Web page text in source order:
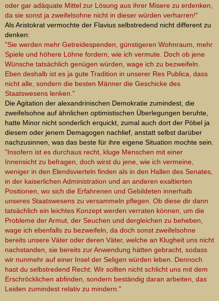
oder gar adäquate Mittel zur Lösung aus ihrer Misere zu erdenken,
da sie sonst ja zweifelsohne nicht in dieser würden verharren!"
Als Aristokrat vermochte der Flavius selbstredend nicht different zu
denken:
"Sie werden mehr Getreidespenden, günstigeren Wohnraum, mehr
Spiele und höhere Löhne fordern, wie ich vermute. Doch ob jene
Wünsche tatsächlich genügen würden, wage ich zu bezweifeln.
Eben deshalb ist es ja gute Tradition in unserer Res Publica, dass
nicht alle, sondern die besten Männer die Geschicke des
Staatswesens lenken."
Die Agitation der alexandrinischen Demokratie zumindest, die
zweifelsohne auf ähnlichen optimistischen Überlegungen beruhte,
hatte Minor nicht sonderlich erquickt, zumal auch dort der Pöbel ja
diesem oder jenem Demagogen nachlief, anstatt selbst darüber
nachzusinnen, was das beste für ihre eigene Situation mochte sein.
"Insofern ist es durchaus recht, kluge Menschen mit einer
Innensicht zu befragen, doch wirst du jene, wie ich vermeine,
weniger in den Elendsvierteln finden als in den Hallen des Senates,
in der kaiserlichen Administration und an anderen exaltierten
Positionen, wo sich die Erfahrenen und Gebildeten innerhalb
unseres Staatswesens zu versammeln pflegen. Ob diese dir dann
tatsächlich ein leichtes Konzept werden verraten können, um die
Probleme der Armut, der Seuchen und dergleichen zu beheben,
wage ich ebenfalls zu bezweifeln, da doch sonst zweifelsohne
bereits unsere Väter oder deren Väter, welche an Klugheit uns nicht
nachstanden, sie bereits zur Anwendung hätten gebracht, sodass
wir nunmehr auf einer Insel der Seligen würden leben. Dennoch
hast du selbstredend Recht: Wir sollten nicht schlicht uns mit dem
Erschröcklichen abfinden, sondern beständig daran arbeiten, das
Leiden zumindest relativ zu mindern."